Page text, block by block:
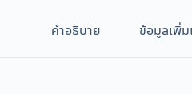
คำอธิบาย ข้อมูลเพิ่ม